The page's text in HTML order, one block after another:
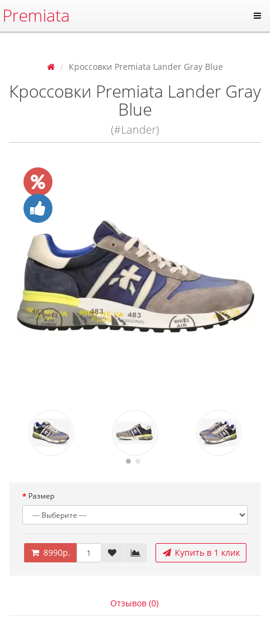
Premiata
Кроссовки Premiata Lander Gray Blue
Кроссовки Premiata Lander Gray
Blue
(#Lander)
Размер
8990р. Купить в 1 клик
Отзывов (0)